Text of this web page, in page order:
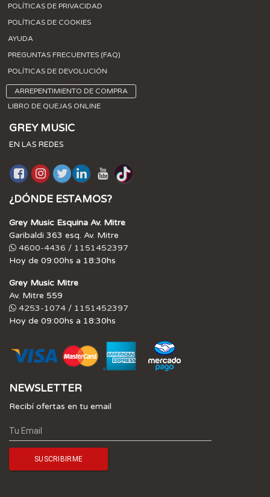
POLÍTICAS DE PRIVACIDAD
POLÍTICAS DE COOKIES
AYUDA
PREGUNTAS FRECUENTES (FAQ)
POLÍTICAS DE DEVOLUCIÓN
ARREPENTIMIENTO DE COMPRA
LIBRO DE QUEJAS ONLINE
GREY MUSIC
EN LAS REDES
¿DÓNDE ESTAMOS?
Grey Music Esquina Av. Mitre
Garibaldi 363 esq. Av. Mitre
4600-4436 / 1151452397
Hoy de 09:00hs a 18:30hs
Grey Music Mitre
Av. Mitre 559
4253-1074 / 1151452397
Hoy de 09:00hs a 18:30hs
NEWSLETTER
Recibí ofertas en tu email